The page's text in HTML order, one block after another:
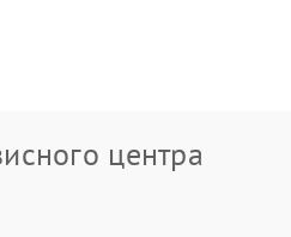
центра